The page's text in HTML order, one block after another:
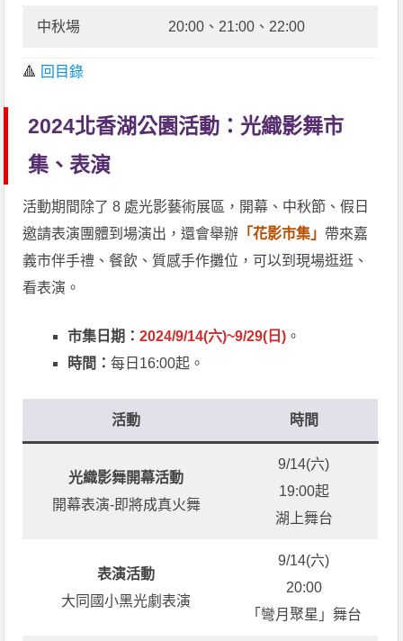
中秋場 20:00、21:00、22:00
🔺 回目錄
2024北香湖公園活動：光織影舞市
集、表演
活動期間除了 8 處光影藝術展區，開幕、中秋節、假日
邀請表演團體到場演出，還會舉辦 「花影市集」 帶來嘉
義市伴手禮、餐飲、質感手作攤位，可以到現場逛逛、
看表演。
市集日期：2024/9/14(六)~9/29(日) 。
時間：每日16:00起。
活動 時間
光織影舞開幕活動
開幕表演-即將成真火舞
9/14(六)
19:00起
湖上舞台
表演活動
大同國小黑光劇表演
9/14(六)
20:00
「彎月聚星」舞台